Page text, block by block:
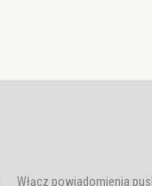
Włącz powiadomienia